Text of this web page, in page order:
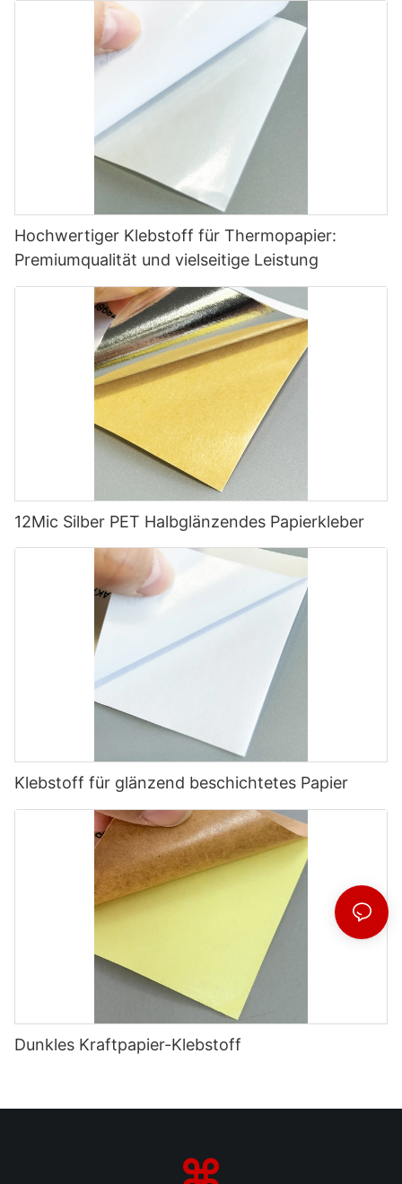
Hochwertiger Klebstoff für Thermopapier:
Premiumqualität und vielseitige Leistung
12Mic Silber PET Halbglänzendes Papierkleber
Klebstoff für glänzend beschichtetes Papier
Dunkles Kraftpapier-Klebstoff